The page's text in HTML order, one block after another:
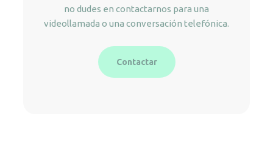
no dudes en contactarnos para una
videollamada o una conversación telefónica.
Contactar